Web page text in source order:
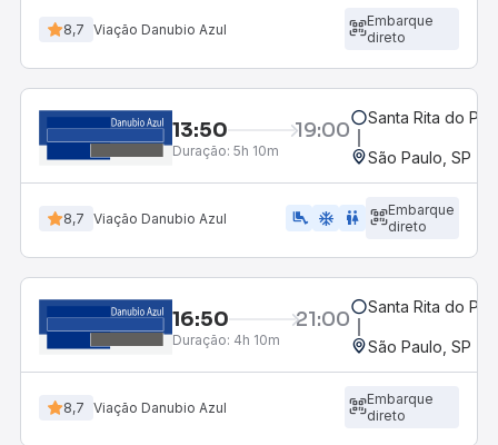
8,7 Viação Danubio Azul
Embarque
direto
13:50 19:00
Duração: 5h 10m
Santa Rita do
São Paulo, SP -
8,7 Viação Danubio Azul airline_seat_legroom_extra ac_unit WC
Embarque
direto
16:50 21:00
Duração: 4h 10m
Santa Rita do
São Paulo, SP -
8,7 Viação Danubio Azul
Embarque
direto